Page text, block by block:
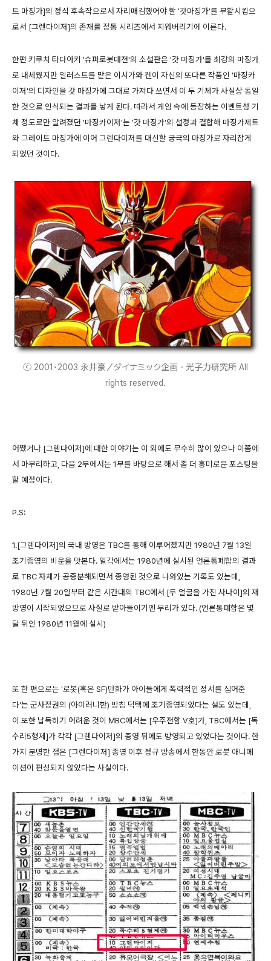
트 마징가]의 정식 후속작으로서 자리매김했어야 할 '갓마징가'를 부활시킴으
로서 [그렌다이저]의 존재를 정통 시리즈에서 지워버리기에 이른다.
한편 키쿠치 타다아키 '슈퍼로봇대전'의 소설판은 '갓 마징가'를 최강의 마징가
로 내세웠지만 일러스트를 맡은 이시가와 켄이 자신의 또다른 작품인 '마징카
이저'의 디자인을 갓 마징가에 그대로 가져다 쓰면서 이 두 기체가 사실상 동일
한 것으로 인식되는 결과를 낳게 된다. 따라서 게임 속에 등장하는 이벤트성 기
체 정도로만 알려졌던 '마징카이저'는 '갓 마징가'의 설정과 결합해 마징가제트
와 그레이트 마징가에 이어 그렌다이저를 대신할 궁극의 마징가로 자리잡게
되었던 것이다.
ⓒ 2001･2003 永井豪／ダイナミック企画・光子力研究所 All
rights reserved.
어쨌거나 [그렌다이저]에 대한 이야기는 이 외에도 무수히 많이 있으나 이쯤에
서 마무리하고, 다음 2부에서는 1부를 바탕으로 해서 좀 더 흥미로운 포스팅을
할 예정이다.
P.S:
1.[그렌다이저]의 국내 방영은 TBC를 통해 이루어졌지만 1980년 7월 13일
조기종영의 비운을 맛본다. 일각에서는 1980년에 실시된 언론통폐합의 결과
로 TBC 자체가 공중분해되면서 종영된 것으로 나와있는 기록도 있는데,
1980년 7월 20일부터 같은 시간대의 TBC에서 [두 얼굴을 가진 사나이]의 재
방영이 시작되었으므로 사실로 받아들이기엔 무리가 있다. (언론통폐합은 몇
달 뒤인 1980년 11월에 실시)
또 한 편으로는 '로봇(혹은 SF)만화가 아이들에게 폭력적인 정서를 심어준
다'는 군사정권의 (아이러니한) 방침 덕택에 조기종영되었다는 설도 있는데,
이 또한 납득하기 어려운 것이 MBC에서는 [우주전함 V호]가, TBC에서는 [독
수리5형제]가 각각 [그렌다이저]의 종영 뒤에도 방영되고 있었다는 것이다. 한
가지 분명한 점은 [그렌다이저] 종영 이후 정규 방송에서 한동안 로봇 애니메
이션이 편성되지 않았다는 사실이다.